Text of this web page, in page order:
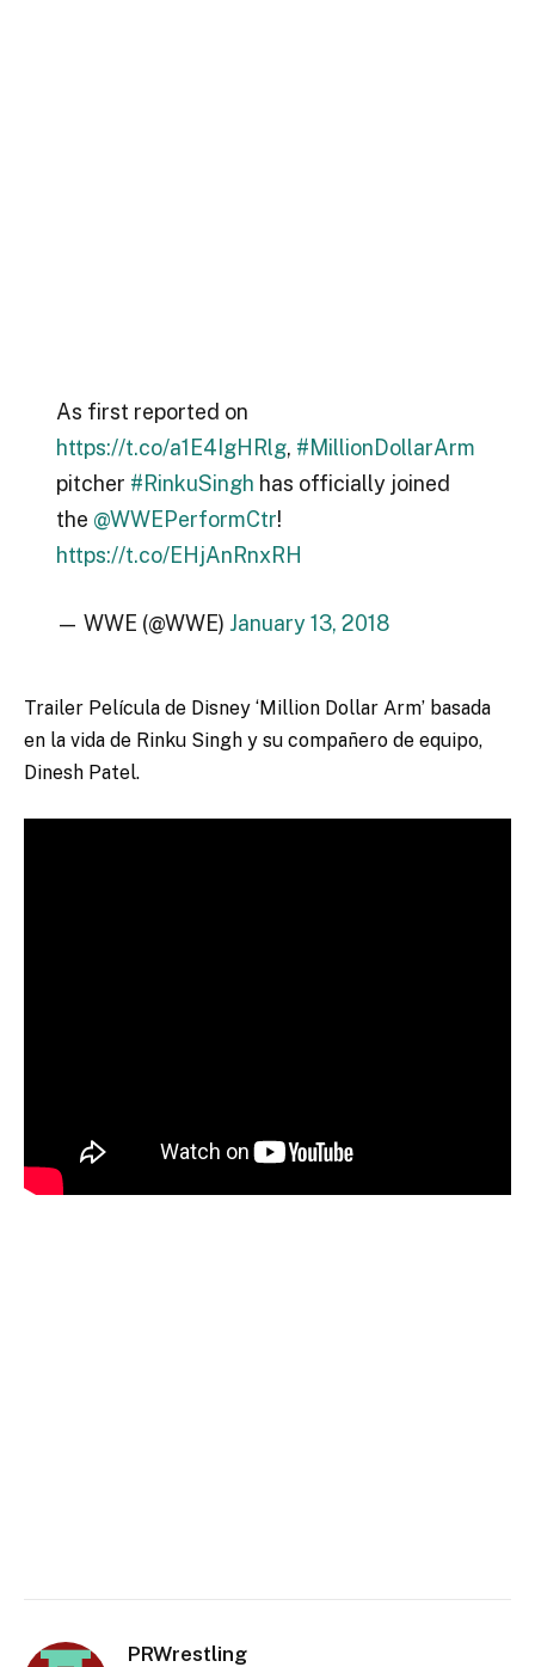
As first reported on
https://t.co/a1E4IgHRlg, #MillionDollarArm
pitcher #RinkuSingh has officially joined
the @WWEPerformCtr!
https://t.co/EHjAnRnxRH
— WWE (@WWE) January 13, 2018
Trailer Película de Disney ‘Million Dollar Arm’ basada
en la vida de Rinku Singh y su compañero de equipo,
Dinesh Patel.
PRWrestling